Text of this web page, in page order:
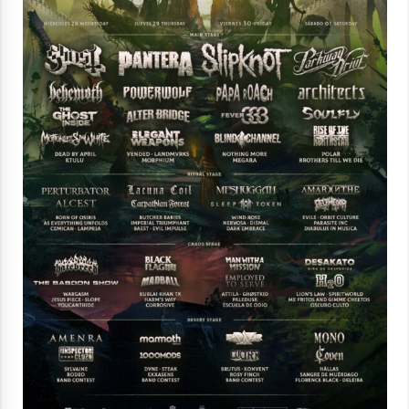
2021/11/25
Mahai-ingurua: irratia, podcastak
eta ondoren zer?
2021/11/12
Arrosaren IX. Topaketak – Mila
esker guztioi!
2021/11/11